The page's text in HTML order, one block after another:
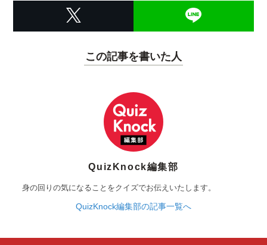
この記事を書いた人
QuizKnock編集部
身の回りの気になることをクイズでお伝えいたします。
QuizKnock編集部の記事一覧へ